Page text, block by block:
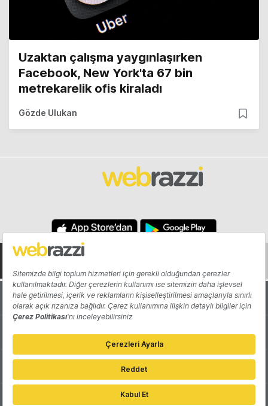
Uzaktan çalışma yaygınlaşırken
Facebook, New York'ta 67 bin
metrekarelik ofis kiraladı
Gözde Ulukan
Hakkında Yazarlar
Katkıda Bulun Reklam